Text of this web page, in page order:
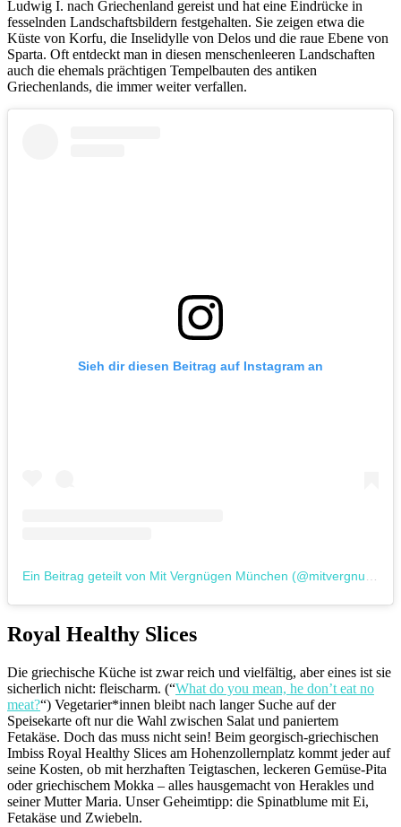
Ludwig I. nach Griechenland gereist und hat eine Eindrücke in
fesselnden Landschaftsbildern festgehalten. Sie zeigen etwa die
Küste von Korfu, die Inselidylle von Delos und die raue Ebene von
Sparta. Oft entdeckt man in diesen menschenleeren Landschaften
auch die ehemals prächtigen Tempelbauten des antiken
Griechenlands, die immer weiter verfallen.
Sieh dir diesen Beitrag auf Instagram an
Ein Beitrag geteilt von Mit Vergnügen München (@mitvergnuegen_muenchen)
Royal Healthy Slices
Die griechische Küche ist zwar reich und vielfältig, aber eines ist sie
sicherlich nicht: fleischarm. (“What do you mean, he don’t eat no
meat?“) Vegetarier*innen bleibt nach langer Suche auf der
Speisekarte oft nur die Wahl zwischen Salat und paniertem
Fetakäse. Doch das muss nicht sein! Beim georgisch-griechischen
Imbiss Royal Healthy Slices am Hohenzollernplatz kommt jeder auf
seine Kosten, ob mit herzhaften Teigtaschen, leckeren Gemüse-Pita
oder griechischem Mokka – alles hausgemacht von Herakles und
seiner Mutter Maria. Unser Geheimtipp: die Spinatblume mit Ei,
Fetakäse und Zwiebeln.